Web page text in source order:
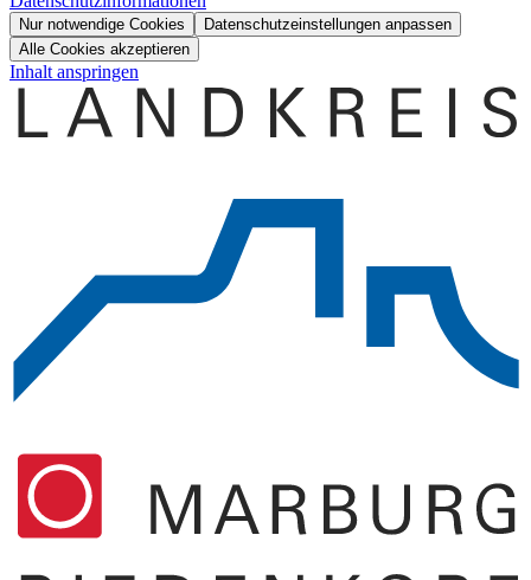
Nur notwendige Cookies
Datenschutzeinstellungen anpassen
Alle Cookies akzeptieren
Inhalt anspringen